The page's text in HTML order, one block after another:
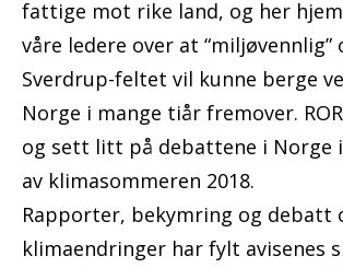
fattige mot rike land, og her
våre ledere over at “miljøvennlig”
Sverdrup-feltet vil kunne berge
Norge i mange tiår fremover.
og sett litt på debattene i Norge
av klimasommeren 2018.
Rapporter, bekymring og debatt
klimaendringer har fylt avisenes